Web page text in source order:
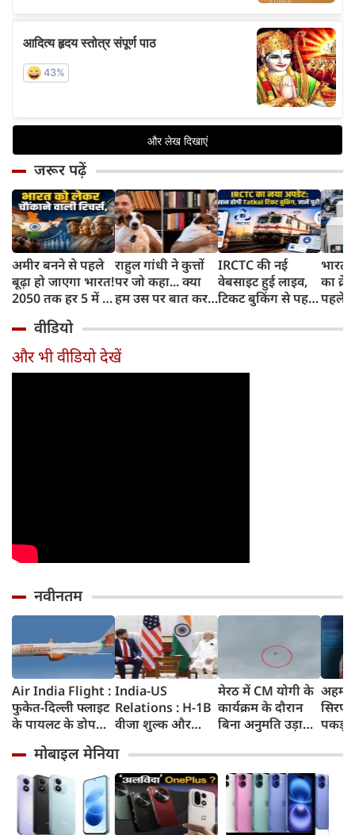
जरूर पढ़ें
अमीर बनने से पहले
बूढ़ा हो जाएगा भारत!
2050 तक हर 5 में 1
साल से ज्यादा उम्र का
राहुल गांधी ने कुत्तों
पर जो कहा... क्या
हम उस पर बात कर
IRCTC की नई
वेबसाइट हुई लाइव,
टिकट बुकिंग से पहले
काम, जानें पूरा
भारत
का
पहले
और
वीडियो
और भी वीडियो देखें
नवीनतम
Air India Flight :
फुकेत-दिल्ली फ्लाइट
के पायलट के डोप
कहा- रिपोर्ट नहीं
मिली, टिप्पणी की
स्थिति में नहीं
India-US
Relations : H-1B
वीजा शुल्क और
अलावा PM मोदी ने
अमेरिकी उपराष्ट्रपति
जेडी वेंस किन मुद्दों पर
की चर्चा
मेरठ में CM योगी के
कार्यक्रम के दौरान
बिना अनुमति उड़ाया
को किया गिरफ्तार
सिरप
पकड़ा
रुपए
जब्त
मोबाइल मेनिया